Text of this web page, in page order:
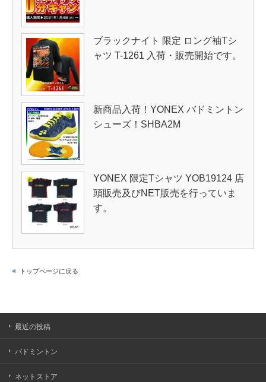
ブラックナイト 限定 ロング袖Tシ
ャツ T-1261 入荷・販売開始です。
新商品入荷！YONEX バドミントン
シューズ！SHBA2M
YONEX 限定Tシャツ YOB19124 店
頭販売及びNET販売を行っていま
す。
トップページに戻る
最近の投稿
バドミントン
ネットストア